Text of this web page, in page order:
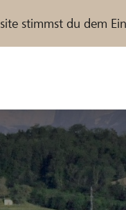
stimmst du dem